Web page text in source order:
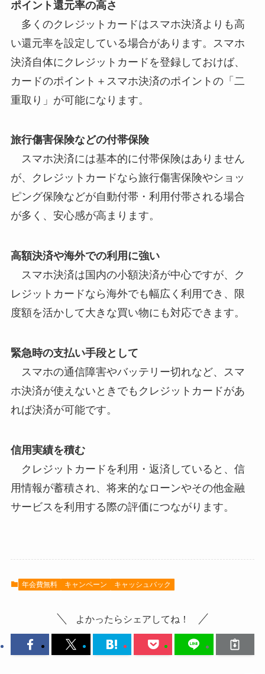
ポイント還元率の高さ
多くのクレジットカードはスマホ決済よりも高
い還元率を設定している場合があります。スマホ
決済自体にクレジットカードを登録しておけば、
カードのポイント＋スマホ決済のポイントの「二
重取り」が可能になります。
旅行傷害保険などの付帯保険
スマホ決済には基本的に付帯保険はありません
が、クレジットカードなら旅行傷害保険やショッ
ピング保険などが自動付帯・利用付帯される場合
が多く、安心感が高まります。
高額決済や海外での利用に強い
スマホ決済は国内の小額決済が中心ですが、ク
レジットカードなら海外でも幅広く利用でき、限
度額を活かして大きな買い物にも対応できます。
緊急時の支払い手段として
スマホの通信障害やバッテリー切れなど、スマ
ホ決済が使えないときでもクレジットカードがあ
れば決済が可能です。
信用実績を積む
クレジットカードを利用・返済していると、信
用情報が蓄積され、将来的なローンやその他金融
サービスを利用する際の評価につながります。
年会費無料 キャンペーン キャッシュバック
よかったらシェアしてね！